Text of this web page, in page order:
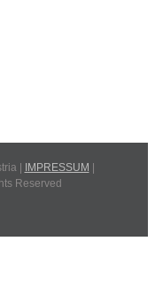
| IMPRESSUM
Reserved